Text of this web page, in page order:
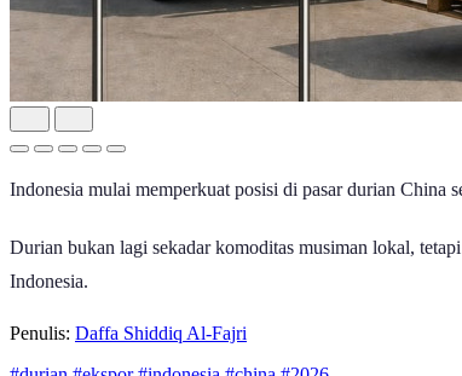
Indonesia mulai memperkuat posisi di pasar durian
Durian bukan lagi sekadar komoditas musiman lokal,
Indonesia.
Penulis: Daffa Shiddiq Al-Fajri